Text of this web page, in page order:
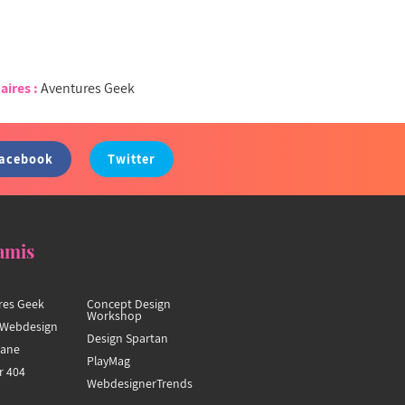
:Aventures Geek
Twitter
Geek
404
Concept Design
Workshop
Design Spartan
PlayMag
WebdesignerTrends